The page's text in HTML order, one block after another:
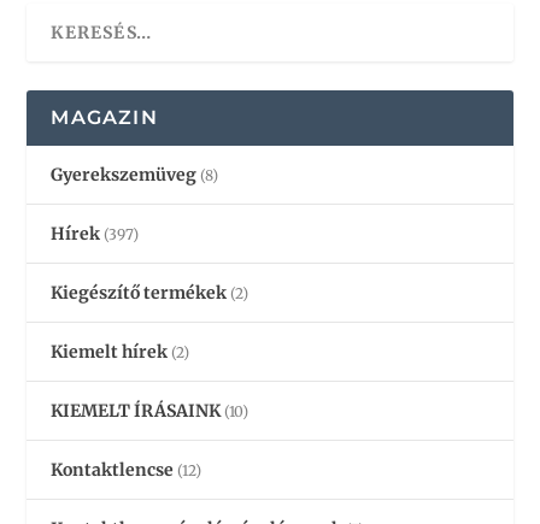
MAGAZIN
Gyerekszemüveg (8)
Hírek (397)
Kiegészítő termékek (2)
Kiemelt hírek (2)
KIEMELT ÍRÁSAINK(10)
Kontaktlencse (12)